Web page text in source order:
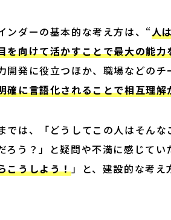
ンダーの基本的な考え方は、“人
を向けて活かすことで最大の能力
開発に役立つほか、職場などのチ
確に言語化されることで相互理解
では、「どうしてこの人はそん
ろう？」と疑問や不満に感じてい
こうしよう！」と、建設的な考え